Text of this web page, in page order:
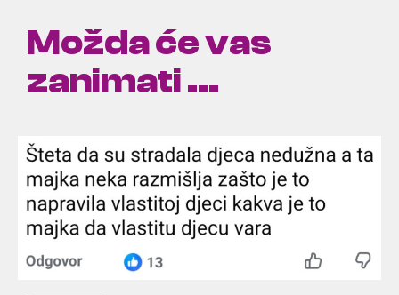
Možda će vas
zanimati ...